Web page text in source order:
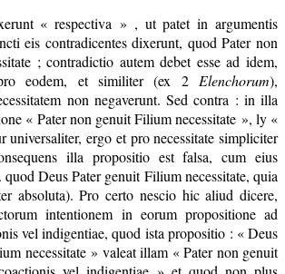
« respectiva » , ut patet in argumentis
eis contradicentes dixerunt, quod Pater non
; contradictio autem debet esse ad idem,
eodem, et similiter (ex 2 Elenchorum),
non negaverunt. Sed contra : in illa
« Pater non genuit Filium necessitate », ly «
universaliter, ergo et pro necessitate simpliciter
illa propositio est falsa, cum eius
quod Deus Pater genuit Filium necessitate, quia
absoluta). Pro certo nescio hic aliud dicere,
intentionem in eorum propositione ad
vel indigentiae, quod ista propositio : « Deus
necessitate » valeat illam « Pater non genuit